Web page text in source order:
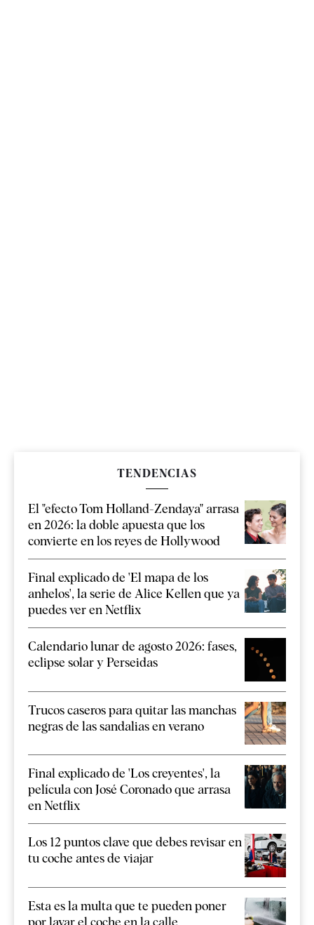
TENDENCIAS
El "efecto Tom Holland-Zendaya" arrasa
en 2026: la doble apuesta que los
convierte en los reyes de Hollywood
Final explicado de 'El mapa de los
anhelos', la serie de Alice Kellen que ya
puedes ver en Netflix
Calendario lunar de agosto 2026: fases,
eclipse solar y Perseidas
Trucos caseros para quitar las manchas
negras de las sandalias en verano
Final explicado de 'Los creyentes', la
película con José Coronado que arrasa
en Netflix
Los 12 puntos clave que debes revisar en
tu coche antes de viajar
Esta es la multa que te pueden poner
por lavar el coche en la calle